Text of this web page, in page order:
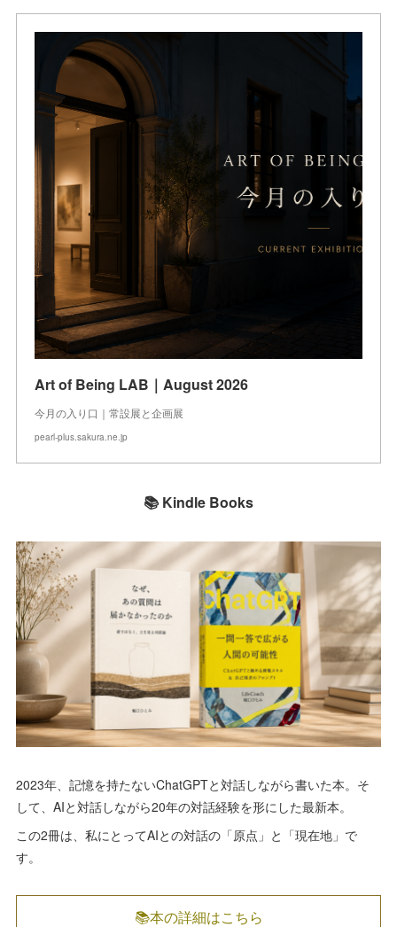
Art of Being LAB｜August 2026
今月の入り口｜常設展と企画展
pearl-plus.sakura.ne.jp
📚 Kindle Books
2023年、記憶を持たないChatGPTと対話しながら書いた本。そ
して、AIと対話しながら20年の対話経験を形にした最新本。
この2冊は、私にとってAIとの対話の「原点」と「現在地」で
す。
📚本の詳細はこちら